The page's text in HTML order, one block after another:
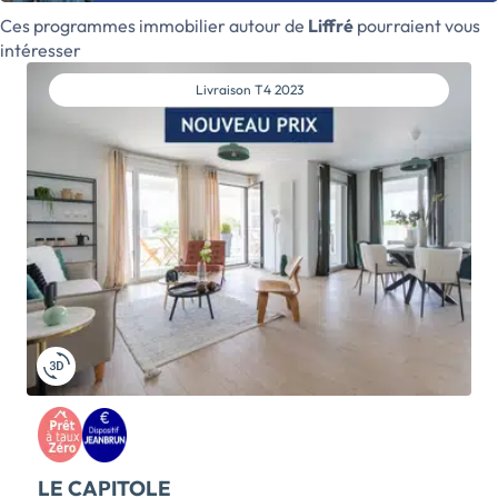
logements du T1 au T4, conçus avec de beaux espaces
extérieurs et de larges ouvertures pour offrir confort
et luminosité au quotidien. Le programme atteint un
haut niveau de performance énergétique (RE2020)
et environnementale (niveau 2 biosourcé). La
livraison des logements est prévue pour la Tranche 1
au 3ᵉ trimestre 2026 et pour la Tranche 2 au 1er
semestre 2028. Les logements sont exclusivement
proposés en location-accession (PSLA). Ce dispositif
se caractérise par deux phases : - une phase de
"location", pendant laquelle le futur acquéreur occupe
le logement tout en payant une redevance
(composée d’une part locative et d’une part
acquisitive, calculée selon vos futures mensualités).
Cette phase dure entre 6 mois et 2 ans, selon la date à
laquelle vous choisissez de lever l’option d’achat. -
une phase "d’accession à la propriété", […] Voir le
programme immobilier neuf >>
Ces programmes immobilier autour de Liffré pourraient vous
intéresser
Livraison T4 2023
LE CAPITOLE